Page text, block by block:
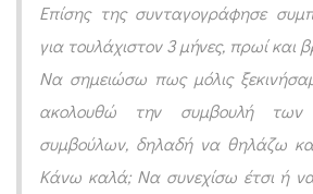
Επίσης της συνταγογράφησε
για τουλάχιστον 3 μήνες, πρωί και
Να σημειώσω πως μόλις
ακολουθώ την συμβουλή των
συμβούλων, δηλαδή να θηλάζω
Κάνω καλά; Να συνεχίσω έτσι ή